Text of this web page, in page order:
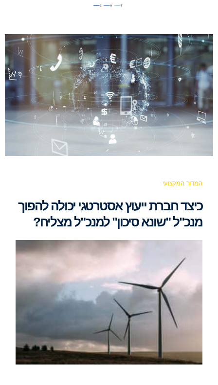
המדור המקצועי
כיצד חברת ייעוץ אסטרטגי יכולה להפוך
מנכ"ל "שונא סיכון" למנכ"ל מצליח?